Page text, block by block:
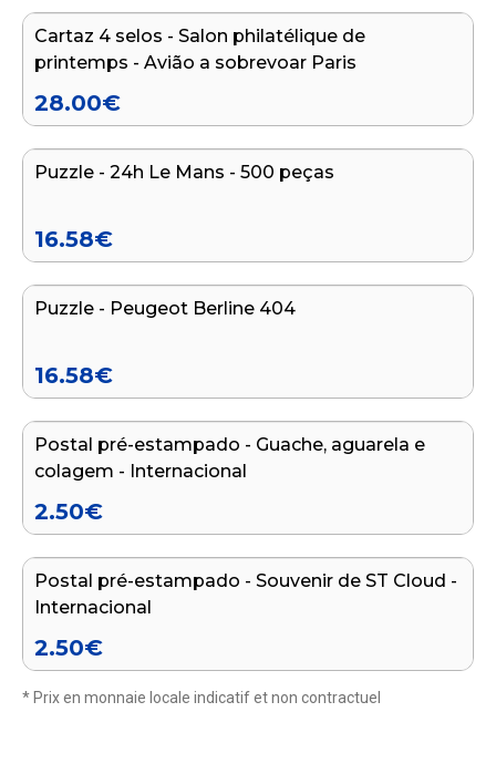
Cartaz 4 selos - Salon philatélique de
printemps - Avião a sobrevoar Paris
28.00€
Puzzle - 24h Le Mans - 500 peças
16.58€
Puzzle - Peugeot Berline 404
16.58€
Postal pré-estampado - Guache, aguarela e
colagem - Internacional
2.50€
Postal pré-estampado - Souvenir de ST Cloud -
Internacional
2.50€
* Prix en monnaie locale indicatif et non contractuel